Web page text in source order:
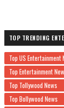
TOP TRENDING
Top US
Top Entertainment
Top Tollywood
Top Bollywood